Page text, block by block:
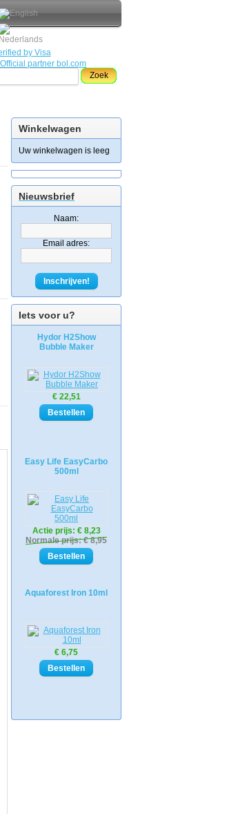
Zoek
Winkelwagen
Uw winkelwagen is leeg
Nieuwsbrief
Naam:
Email adres:
Inschrijven!
Iets voor u?
Hydor H2Show
Bubble Maker
€ 22,51
Easy Life EasyCarbo
500ml
Actie prijs: € 8,23
Normale prijs: € 8,95
Aquaforest Iron 10ml
€ 6,75